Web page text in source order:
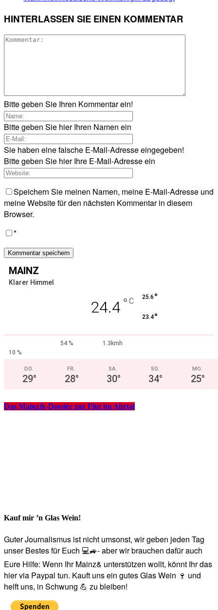
HINTERLASSEN SIE EINEN KOMMENTAR
Bitte geben Sie Ihren Kommentar ein!
Bitte geben Sie hier Ihren Namen ein
Sie haben eine falsche E-Mail-Adresse eingegeben!
Bitte geben Sie hier Ihre E-Mail-Adresse ein
Speichern Sie meinen Namen, meine E-Mail-Adresse und
meine Website für den nächsten Kommentar in diesem
Browser.
*
MAINZ
Klarer Himmel
24.4 ° C 25.6 °
23.4°
54 %
1.3kmh
10 %
DO.
29°
FR.
28°
SA.
30°
SO.
34°
MO.
25°
Das Mainz&-Dossier zur Flut im Ahrtal
Kauf mir ’n Glas Wein!
Guter Journalismus ist nicht umsonst, wir geben jeden Tag
unser Bestes für Euch 💻🚙- aber wir brauchen dafür auch
Eure Hilfe: Wenn Ihr Mainz& unterstützen wollt, könnt Ihr das
hier via Paypal tun. Kauft uns ein gutes Glas Wein 🍷 und
helft uns, in Schwung 💪 zu bleiben!